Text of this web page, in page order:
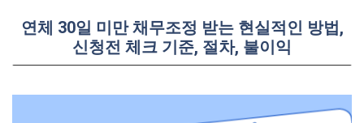
연체 30일 미만 채무조정 받는 현실적인 방법,
신청전 체크 기준, 절차, 불이익